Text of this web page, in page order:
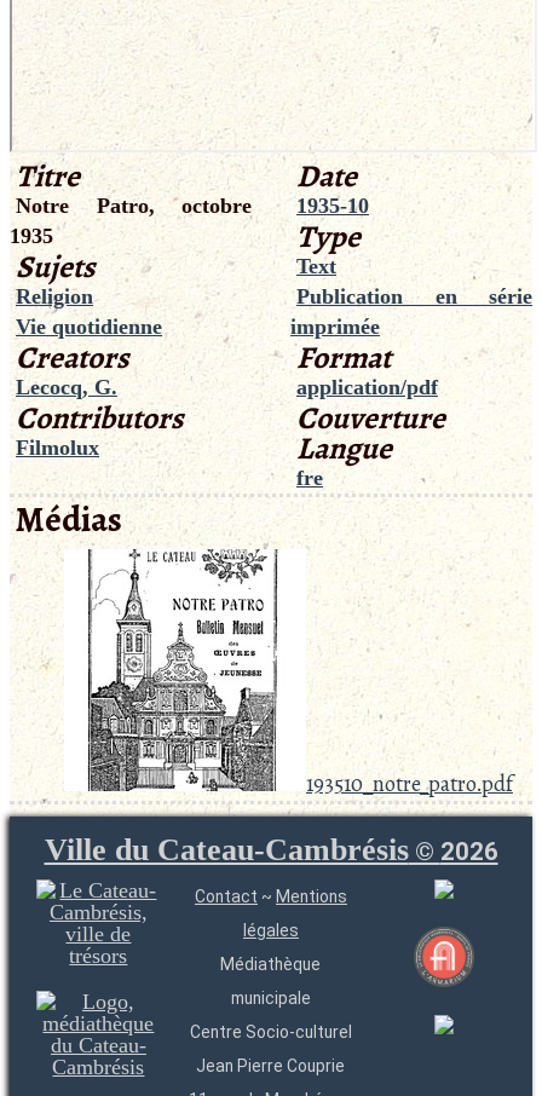
Titre
Notre Patro, octobre
1935
Sujets
Religion
Vie quotidienne
Creators
Lecocq, G.
Contributors
Filmolux
Date
1935-10
Type
Text
Publication en série
imprimée
Format
application/pdf
Couverture
Langue
fre
Médias
193510_notre_patro.pdf
Ville du Cateau-Cambrésis© 2026
Contact ~ Mentions
légales
Médiathèque
municipale
Centre Socio-culturel
Jean Pierre Couprie